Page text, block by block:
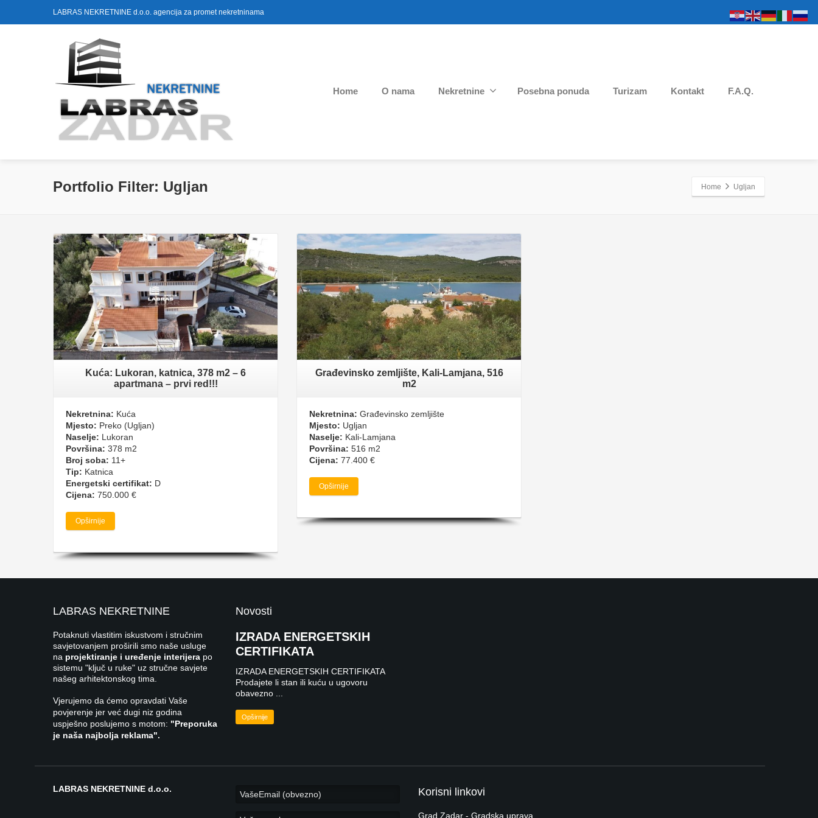
LABRAS NEKRETNINE d.o.o. agencija za promet nekretninama
Home O nama Nekretnine Posebna ponuda Turizam Kontakt F.A.Q.
Portfolio Filter: Ugljan Home Ugljan
Kuća: Lukoran, katnica, 378 m2 – 6
apartmana – prvi red!!!
Nekretnina: Kuća
Mjesto: Preko (Ugljan)
Naselje: Lukoran
Površina: 378 m2
Broj soba: 11+
Tip: Katnica
Energetski certifikat: D
Cijena: 750.000 €
Opširnije
Građevinsko zemljište, Kali-Lamjana, 516
m2
Nekretnina: Građevinsko zemljište
Mjesto: Ugljan
Naselje: Kali-Lamjana
Površina: 516 m2
Cijena: 77.400 €
Opširnije
LABRAS NEKRETNINE
Potaknuti vlastitim iskustvom i stručnim
savjetovanjem proširili smo naše usluge
na projektiranje i uređenje interijera po
sistemu "ključ u ruke" uz stručne savjete
našeg arhitektonskog tima.
Vjerujemo da ćemo opravdati Vaše
povjerenje jer već dugi niz godina
uspješno poslujemo s motom: "Preporuka
je naša najbolja reklama".
Novosti
IZRADA ENERGETSKIH
CERTIFIKATA
IZRADA ENERGETSKIH CERTIFIKATA
Prodajete li stan ili kuću u ugovoru
obavezno ...
Opširnije
LABRAS NEKRETNINE d.o.o. Korisni linkovi
Grad Zadar - Gradska uprava